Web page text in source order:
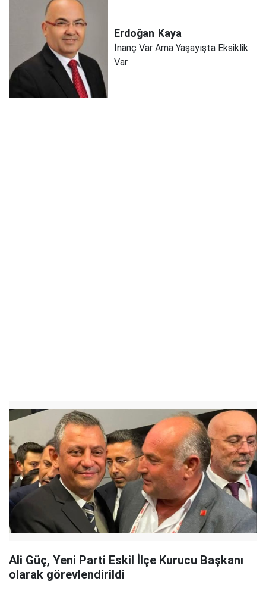
Erdoğan Kaya
İnanç Var Ama Yaşayışta Eksiklik
Var
Ali Güç, Yeni Parti Eskil İlçe Kurucu Başkanı
olarak görevlendirildi